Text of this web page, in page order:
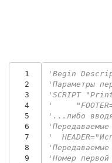
  1
  2
  3
  4
  5
  6
  7
  8
  9
'Begin
'Параметры
'SCRIPT
'
'...либо
'
'Номер первой